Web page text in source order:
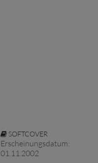
SOFTCOVER
Erscheinungsdatum:
01.11.2002